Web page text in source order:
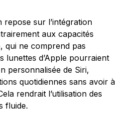
repose sur l’intégration
aux capacités
qui ne comprend pas
lunettes d’Apple pourraient
personnalisée de Siri,
quotidiennes sans avoir à
rendrait l’utilisation des
fluide.